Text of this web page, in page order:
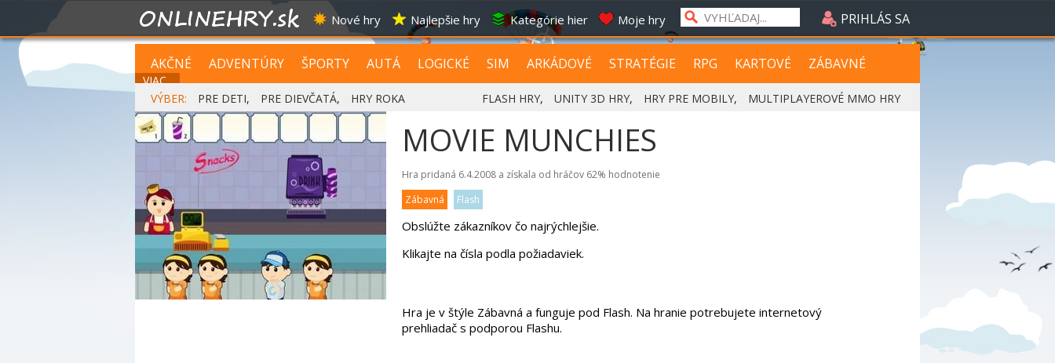
Nové hry Najlepšie hry Kategórie hier Moje hry PRIHLÁS SA
AKČNÉ ADVENTÚRY ŠPORTY AUTÁ LOGICKÉ SIM ARKÁDOVÉ STRATÉGIE RPG KARTOVÉ ZÁBAVNÉ
VIAC...
VÝBER:
PRE DETI, PRE DIEVČATÁ, HRY ROKA FLASH HRY, UNITY 3D HRY, HRY PRE MOBILY, MULTIPLAYEROVÉ MMO HRY
MOVIE MUNCHIES
Hra pridaná 6.4.2008 a získala od hráčov 62% hodnotenie
Zábavná
Flash
Obslúžte zákazníkov čo najrýchlejšie.
Klikajte na čísla podla požiadaviek.
Hra je v štýle Zábavná a funguje pod Flash. Na hranie potrebujete internetový
prehliadač s podporou Flashu.